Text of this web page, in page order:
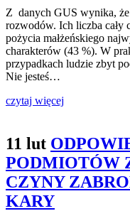
Z danych GUS wynika,
rozwodów. Ich liczba cały
pożycia małżeńskiego
charakterów (43 %). W
przypadkach ludzie zbyt
Nie jesteś…
czytaj więcej
11 lut
PODMIOTÓW
CZYNY
KARY